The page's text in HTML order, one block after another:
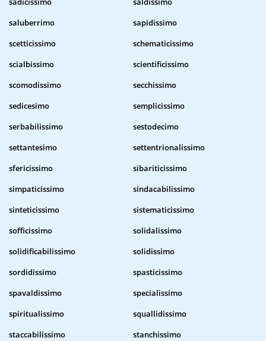
saluberrimo
sapidissimo
scetticissimo
schematicissimo
scialbissimo
scientificissimo
scomodissimo
secchissimo
sedicesimo
semplicissimo
serbabilissimo
sestodecimo
settantesimo
settentrionalissimo
sfericissimo
sibariticissimo
simpaticissimo
sindacabilissimo
sinteticissimo
sistematicissimo
sofficissimo
solidalissimo
solidificabilissimo
solidissimo
sordidissimo
spasticissimo
spavaldissimo
specialissimo
spiritualissimo
squallidissimo
staccabilissimo
stanchissimo